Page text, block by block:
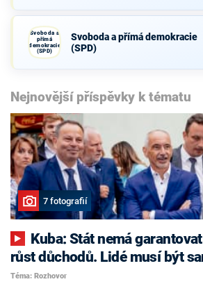
Svoboda a
přímá
demokracie
(SPD)
Svoboda a přímá demokracie
(SPD)
Nejnovější příspěvky k tématu
7 fotografií
růst důchodů. Lidé musí být
Téma: Rozhovor